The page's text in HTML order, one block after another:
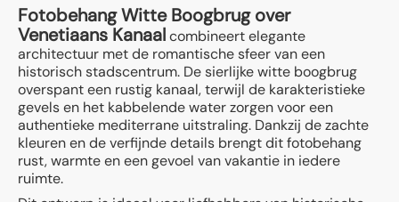
Fotobehang Witte Boogbrug over
Venetiaans Kanaalcombineert elegante
architectuur met de romantische sfeer van een
historisch stadscentrum. De sierlijke witte boogbrug
overspant een rustig kanaal, terwijl de karakteristieke
gevels en het kabbelende water zorgen voor een
authentieke mediterrane uitstraling. Dankzij de zachte
kleuren en de verfijnde details brengt dit fotobehang
rust, warmte en een gevoel van vakantie in iedere
ruimte.